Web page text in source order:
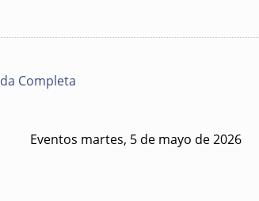
Completa
Eventos martes, 5 de mayo de 2026